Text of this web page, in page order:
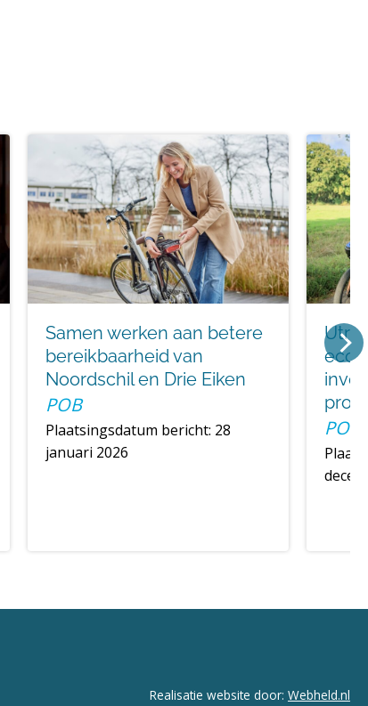
Samen werken aan betere
bereikbaarheid van
Noordschil en Drie Eiken
POB
Plaatsingsdatum bericht: 28
januari 2026
POB
Realisatie website door: Webheld.nl